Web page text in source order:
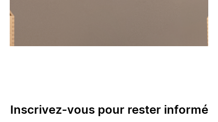
Inscrivez-vous pour rester informé